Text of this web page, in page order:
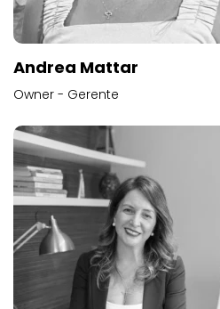
Andrea Mattar
Owner - Gerente